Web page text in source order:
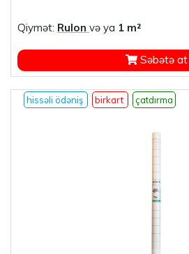
Qiymət: Rulon və ya 1 m²
Səbətə at
hissəli ödəniş birkart çatdırma